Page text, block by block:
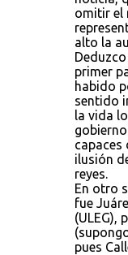
omitir el
alto la
primer
habido
sentido
la vida
capaces
ilusión
reyes.
En otro
fue
(ULEG),
pues